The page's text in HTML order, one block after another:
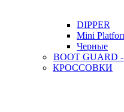
DIPPER
Mini
Черные
BOOT GUARD
КРОССОВКИ